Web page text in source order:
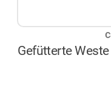
Gefütterte